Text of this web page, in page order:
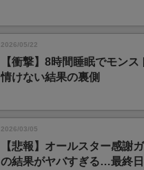
2026/05/22
【衝撃】8時間睡眠でモン
情けない結果の裏側
2026/03/05
【悲報】オールスター感謝
の結果がヤバすぎる…最終